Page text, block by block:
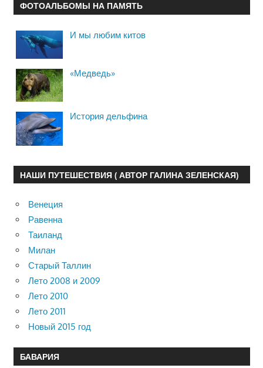
ФОТОАЛЬБОМЫ НА ПАМЯТЬ
И мы любим китов
«Медведь»
История дельфина
НАШИ ПУТЕШЕСТВИЯ ( АВТОР ГАЛИНА ЗЕЛЕНСКАЯ)
Венеция
Равенна
Таиланд
Милан
Старый Таллин
Лето 2008 и 2009
Лето 2010
Лето 2011
Новый 2015 год
БАВАРИЯ